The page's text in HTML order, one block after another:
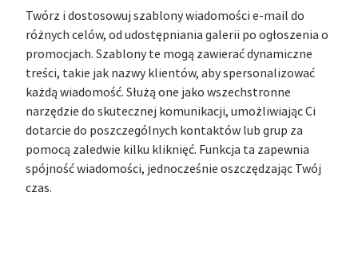
Twórz i dostosowuj szablony wiadomości e-mail do
różnych celów, od udostępniania galerii po ogłoszenia o
promocjach. Szablony te mogą zawierać dynamiczne
treści, takie jak nazwy klientów, aby spersonalizować
każdą wiadomość. Służą one jako wszechstronne
narzędzie do skutecznej komunikacji, umożliwiając Ci
dotarcie do poszczególnych kontaktów lub grup za
pomocą zaledwie kilku kliknięć. Funkcja ta zapewnia
spójność wiadomości, jednocześnie oszczędzając Twój
czas.